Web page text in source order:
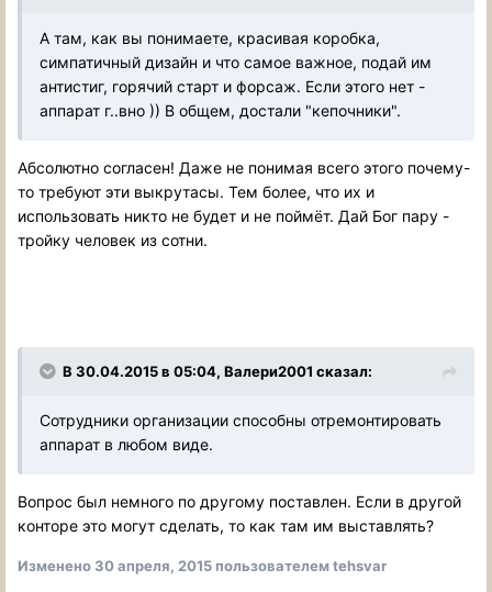
А там, как вы понимаете, красивая коробка,
симпатичный дизайн и что самое важное, подай им
антистиг, горячий старт и форсаж. Если этого нет -
аппарат г..вно )) В общем, достали "кепочники".
Абсолютно согласен! Даже не понимая всего этого почему-
то требуют эти выкрутасы. Тем более, что их и
использовать никто не будет и не поймёт. Дай Бог пару -
тройку человек из сотни.
В 30.04.2015 в 05:04, Валери2001 сказал:
Сотрудники организации способны отремонтировать
аппарат в любом виде.
Вопрос был немного по другому поставлен. Если в другой
конторе это могут сделать, то как там им выставлять?
Изменено 30 апреля, 2015пользователем tehsvar